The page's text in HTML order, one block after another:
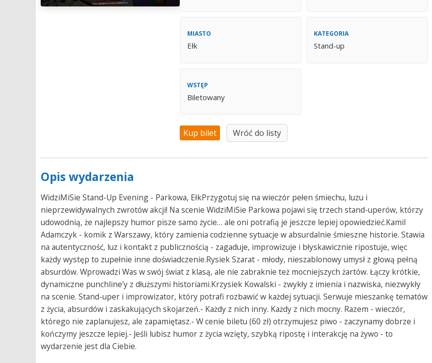
MIASTO
Ełk
KATEGORIA
Stand-up
WSTĘP
Biletowany
Kup bilet Wróć do listy
Opis wydarzenia
WidziMiSie Stand-Up Evening - Parkowa, EłkPrzygotuj się na wieczór pełen śmiechu, luzu i
nieprzewidywalnych zwrotów akcji! Na scenie WidziMiSie Parkowa pojawi się trzech stand-uperów, którzy
udowodnią, że najlepszy humor pisze samo życie… ale oni potrafią je jeszcze lepiej opowiedzieć.Kamil
Adamczyk - komik z Warszawy, który zamienia codzienne sytuacje w absurdalnie śmieszne historie. Stawia
na autentyczność, luz i kontakt z publicznością - zagaduje, improwizuje i błyskawicznie ripostuje, więc
każdy występ to zupełnie inne doświadczenie.Rysiek Szarat - młody, nieszablonowy umysł z głową pełną
absurdów. Wprowadzi Was w swój świat z klasą, ale nie zabraknie też mocniejszych żartów. Łączy krótkie,
dynamiczne punchline'y z dłuższymi historiami.Krzysiek Kowalski - zwykły z imienia i nazwiska, niezwykły
na scenie. Stand-uper i improwizator, który potrafi rozbawić w każdej sytuacji. Serwuje mieszankę tematów
z życia, absurdów i zaskakujących skojarzeń.- Każdy z nich inny. Każdy z nich mocny. Razem - wieczór,
którego nie zaplanujesz, ale zapamiętasz.- W cenie biletu (60 zł) otrzymujesz piwo - zaczynamy dobrze i
kończymy jeszcze lepiej.- Jeśli lubisz humor z życia wzięty, szybką ripostę i interakcję na żywo - to
wydarzenie jest dla Ciebie.